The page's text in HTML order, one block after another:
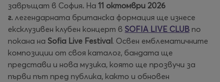
завръщат в София. На 11 октомври 2026
г. легендарната британска формация ще изнесе
ексклузивен клубен концерт в SOFIA LIVE CLUB по
покана на Sofia Live Festival. Освен емблематичните
композиции от своя каталог, бандата ще
представи и нова музика, която ще прозвучи за
първи път пред публика, както и обновен